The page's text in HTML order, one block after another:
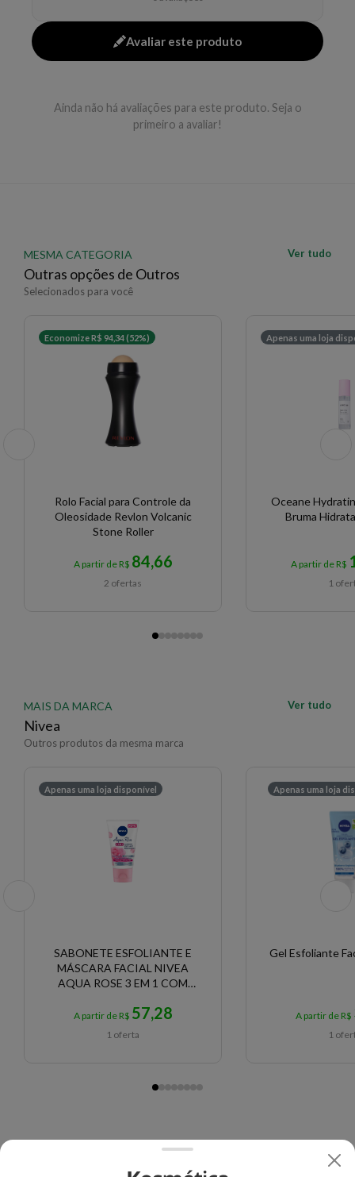
- Poderosa combinação de camomila e hamamelis
EAN: 4005808817207 - 5795
Avaliar este produto
Ainda não há avaliações para este produto. Seja o
primeiro a avaliar!
MESMA CATEGORIA
Outras opções de Outros
Selecionados para você
Ver tudo
Economize R$ 94,34 (52%)
Rolo Facial para Controle da
Oleosidade Revlon Volcanic
Stone Roller
A partir de R$ 84,66
2 ofertas
Apenas uma loja
Oceane
Bruma
A partir de R$
1
MAIS DA MARCA
Nivea
Outros produtos da mesma marca
Ver tudo
Apenas uma loja disponível
SABONETE ESFOLIANTE E
MÁSCARA FACIAL NIVEA
AQUA ROSE 3 EM 1 COM
A partir de R$ 57,28
1 oferta
Apenas uma loja
Gel Esfoliante
A partir de R$
1